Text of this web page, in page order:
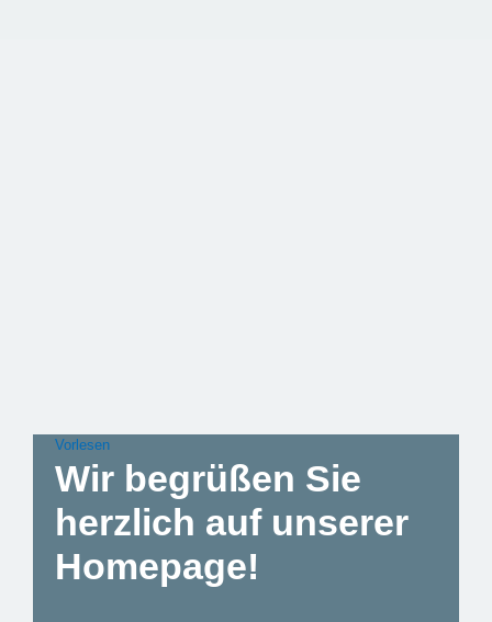
Vor­le­sen
Wir begrüßen Sie
herzlich auf unserer
Homepage!